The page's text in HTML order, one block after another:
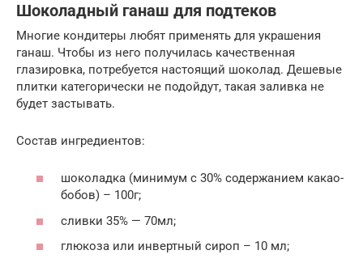
Шоколадный ганаш для подтеков
Многие кондитеры любят применять для украшения
ганаш. Чтобы из него получилась качественная
глазировка, потребуется настоящий шоколад. Дешевые
плитки категорически не подойдут, такая заливка не
будет застывать.
Состав ингредиентов:
шоколадка (минимум с 30% содержанием какао-
бобов) – 100г;
сливки 35% — 70мл;
глюкоза или инвертный сироп – 10 мл;